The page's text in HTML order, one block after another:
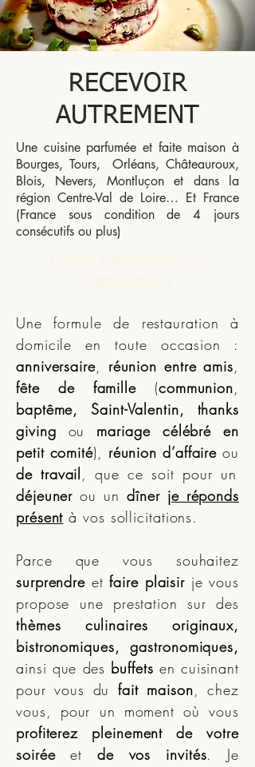
RECEVOIR
AUTREMENT
Une cuisine parfumée et faite maison à
Bourges, Tours, Orléans, Châteauroux,
Blois, Nevers, Montluçon et dans la
région Centre-Val de Loire… Et France
(France sous condition de 4 jours
consécutifs ou plus)
Une formule de restauration à
domicile en toute occasion :
anniversaire, réunion entre amis,
fête de famille(communion,
baptême, Saint-Valentin, thanks
giving ou mariage célébré en
petit comité), réunion d’affaireou
de travail, que ce soit pour un
déjeunerou undîner je réponds
présent à vos sollicitations.
Parce que vous souhaitez
surprendre etfaire plaisir je vous
propose une prestation sur des
thèmes culinaires originaux,
bistronomiques, gastronomiques,
ainsi que des buffets en cuisinant
pour vous dufait maison, chez
vous, pour un moment où vous
profiterez pleinement de votre
soiréeet de vos invités. Je